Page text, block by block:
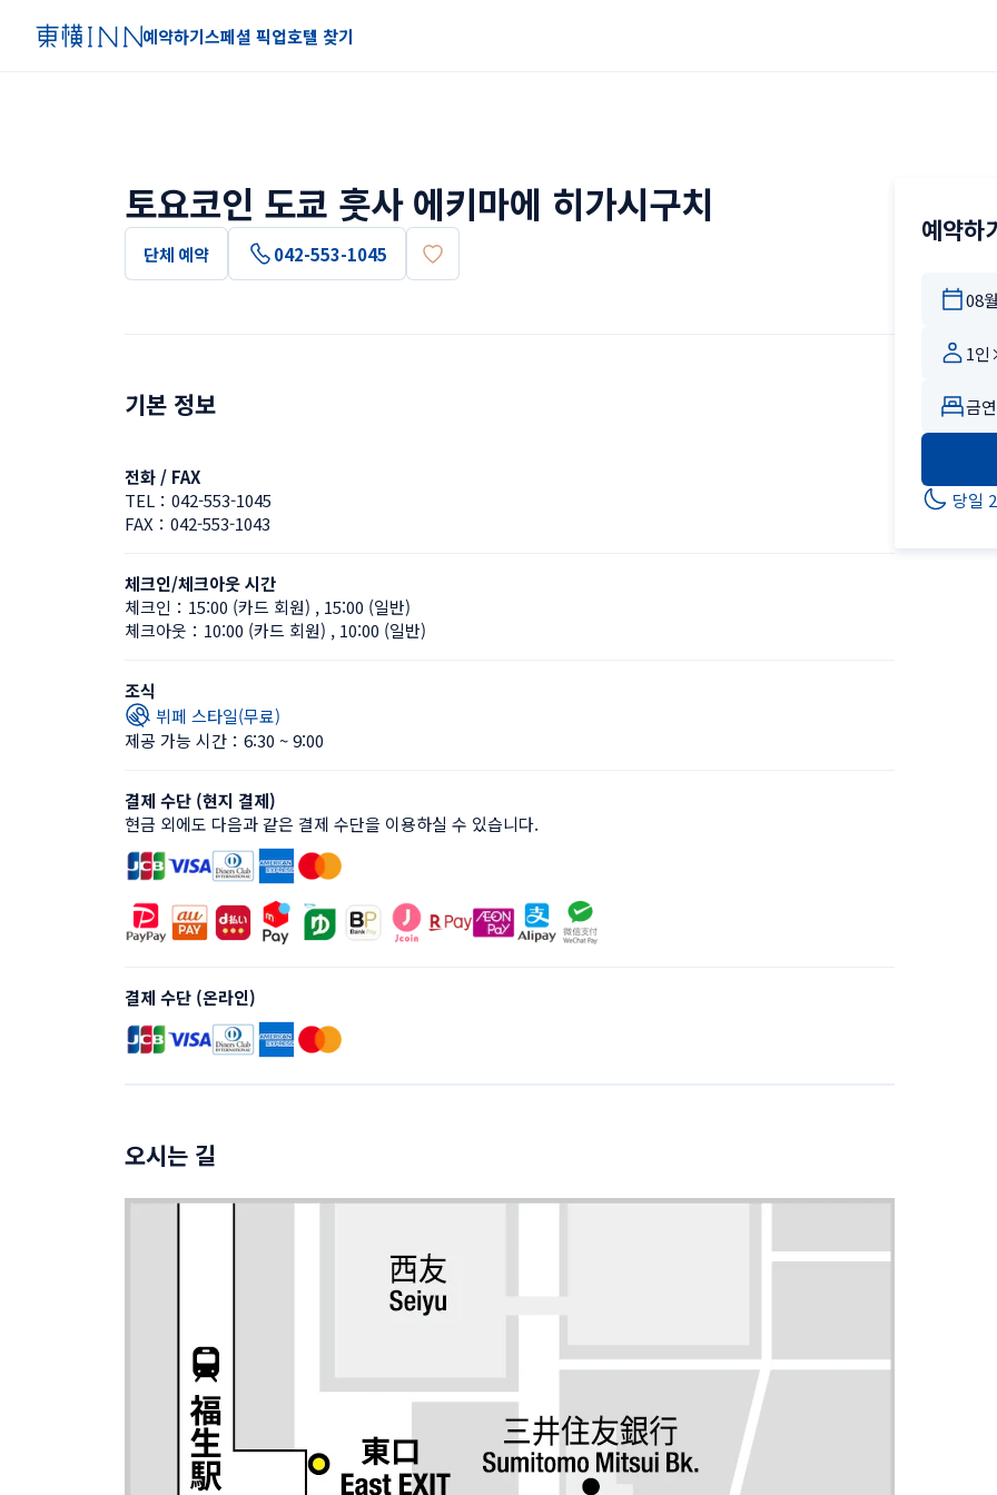
예약하기스페셜 픽업호텔 찾기
토요코인 도쿄 훗사 에키마에 히가시구치
단체 예약 042-553-1045
기본 정보
전화 / FAX
TEL： 042-553-1045
FAX： 042-553-1043
체크인/체크아웃 시간
체크인： 15:00 (카드 회원) , 15:00 (일반)
체크아웃： 10:00 (카드 회원) , 10:00 (일반)
조식
뷔페 스타일(무료)
제공 가능 시간：6:30 ~ 9:00
결제 수단 (현지 결제)
현금 외에도 다음과 같은 결제 수단을 이용하실 수 있습니다.
결제 수단 (온라인)
오시는 길
예약하
당일